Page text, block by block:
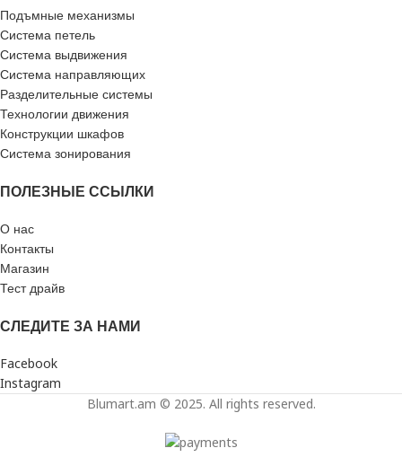
Подъмные механизмы
Система петель
Система выдвижения
Система направляющих
Разделительные системы
Технологии движения
Конструкции шкафов
Система зонирования
ПОЛЕЗНЫЕ ССЫЛКИ
О нас
Контакты
Магазин
Тест драйв
СЛЕДИТЕ ЗА НАМИ
Facebook
Instagram
Blumart.am © 2025. All rights reserved.